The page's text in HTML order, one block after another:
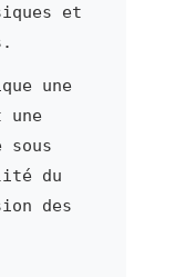
et
une
sous
du
des